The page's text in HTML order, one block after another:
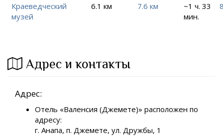
Краеведческий
музей
6.1 км 7.6 км
~1 ч. 33
мин.
Адрес и контакты
Адрес:
Отель «Валенсия (Джемете)» расположен по
адресу:
г. Анапа, п. Джемете, ул. Дружбы, 1